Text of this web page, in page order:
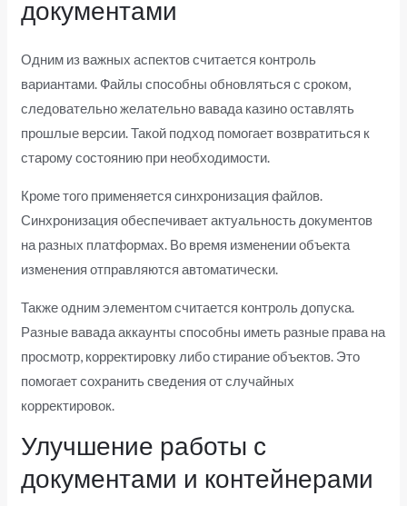
документами
Одним из важных аспектов считается контроль
вариантами. Файлы способны обновляться с сроком,
следовательно желательно вавада казино оставлять
прошлые версии. Такой подход помогает возвратиться к
старому состоянию при необходимости.
Кроме того применяется синхронизация файлов.
Синхронизация обеспечивает актуальность документов
на разных платформах. Во время изменении объекта
изменения отправляются автоматически.
Также одним элементом считается контроль допуска.
Разные вавада аккаунты способны иметь разные права на
просмотр, корректировку либо стирание объектов. Это
помогает сохранить сведения от случайных
корректировок.
Улучшение работы с
документами и контейнерами